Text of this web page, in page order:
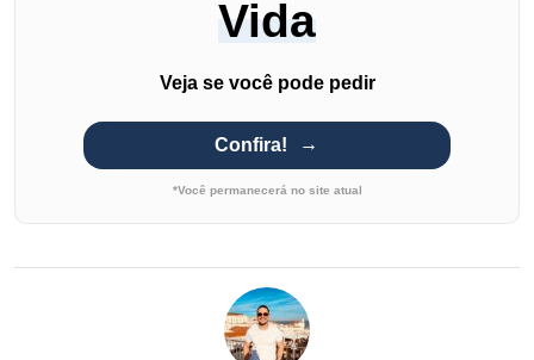
Vida
Veja se você pode pedir
Confira!
*Você permanecerá no site atual